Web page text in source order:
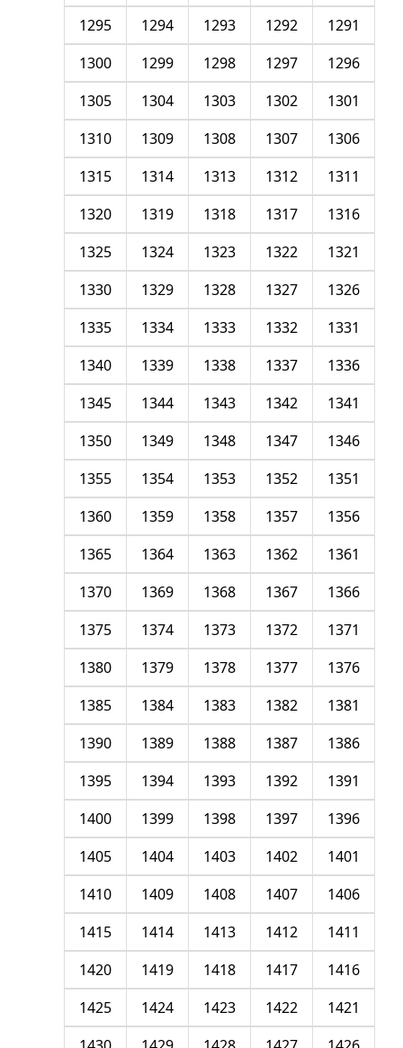
1291
1292
1293
1294
1295
1296
1297
1298
1299
1300
1301
1302
1303
1304
1305
1306
1307
1308
1309
1310
1311
1312
1313
1314
1315
1316
1317
1318
1319
1320
1321
1322
1323
1324
1325
1326
1327
1328
1329
1330
1331
1332
1333
1334
1335
1336
1337
1338
1339
1340
1341
1342
1343
1344
1345
1346
1347
1348
1349
1350
1351
1352
1353
1354
1355
1356
1357
1358
1359
1360
1361
1362
1363
1364
1365
1366
1367
1368
1369
1370
1371
1372
1373
1374
1375
1376
1377
1378
1379
1380
1381
1382
1383
1384
1385
1386
1387
1388
1389
1390
1391
1392
1393
1394
1395
1396
1397
1398
1399
1400
1401
1402
1403
1404
1405
1406
1407
1408
1409
1410
1411
1412
1413
1414
1415
1416
1417
1418
1419
1420
1421
1422
1423
1424
1425